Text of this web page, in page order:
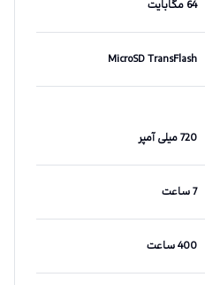
64 مگابایت
MicroSD TransFlash
720 میلی آمپر
7 ساعت
400 ساعت